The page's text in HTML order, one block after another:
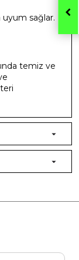
uyum sağlar.
temiz ve